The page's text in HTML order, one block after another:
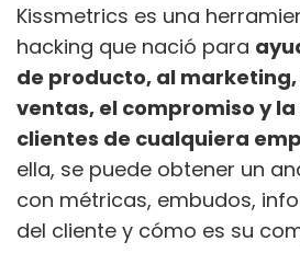
Kissmetrics es una
hacking que nació para
de producto, al
ventas, el compromiso y
clientes de cualquiera
ella, se puede obtener un
con métricas, embudos,
del cliente y cómo es su